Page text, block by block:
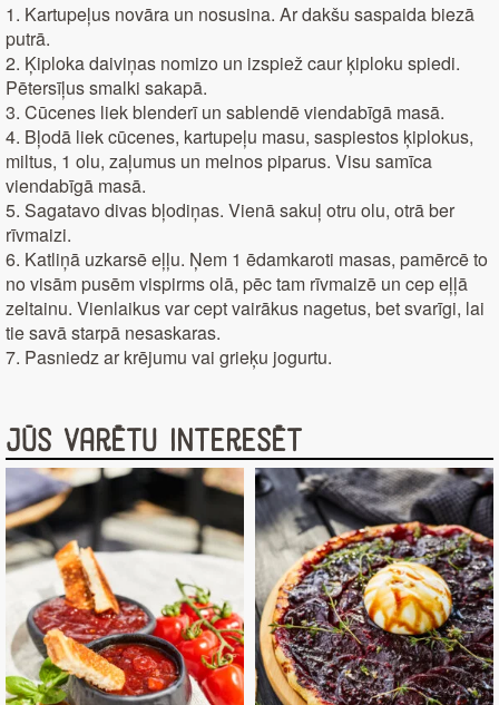
1. Kartupeļus novāra un nosusina. Ar dakšu saspaida biezā
putrā.
2. Ķiploka daiviņas nomizo un izspiež caur ķiploku spiedi.
Pētersīļus smalki sakapā.
3. Cūcenes liek blenderī un sablendē viendabīgā masā.
4. Bļodā liek cūcenes, kartupeļu masu, saspiestos ķiplokus,
miltus, 1 olu, zaļumus un melnos piparus. Visu samīca
viendabīgā masā.
5. Sagatavo divas bļodiņas. Vienā sakuļ otru olu, otrā ber
rīvmaizi.
6. Katliņā uzkarsē eļļu. Ņem 1 ēdamkaroti masas, pamērcē to
no visām pusēm vispirms olā, pēc tam rīvmaizē un cep eļļā
zeltainu. Vienlaikus var cept vairākus nagetus, bet svarīgi, lai
tie savā starpā nesaskaras.
7. Pasniedz ar krējumu vai grieķu jogurtu.
Jūs varētu interesēt